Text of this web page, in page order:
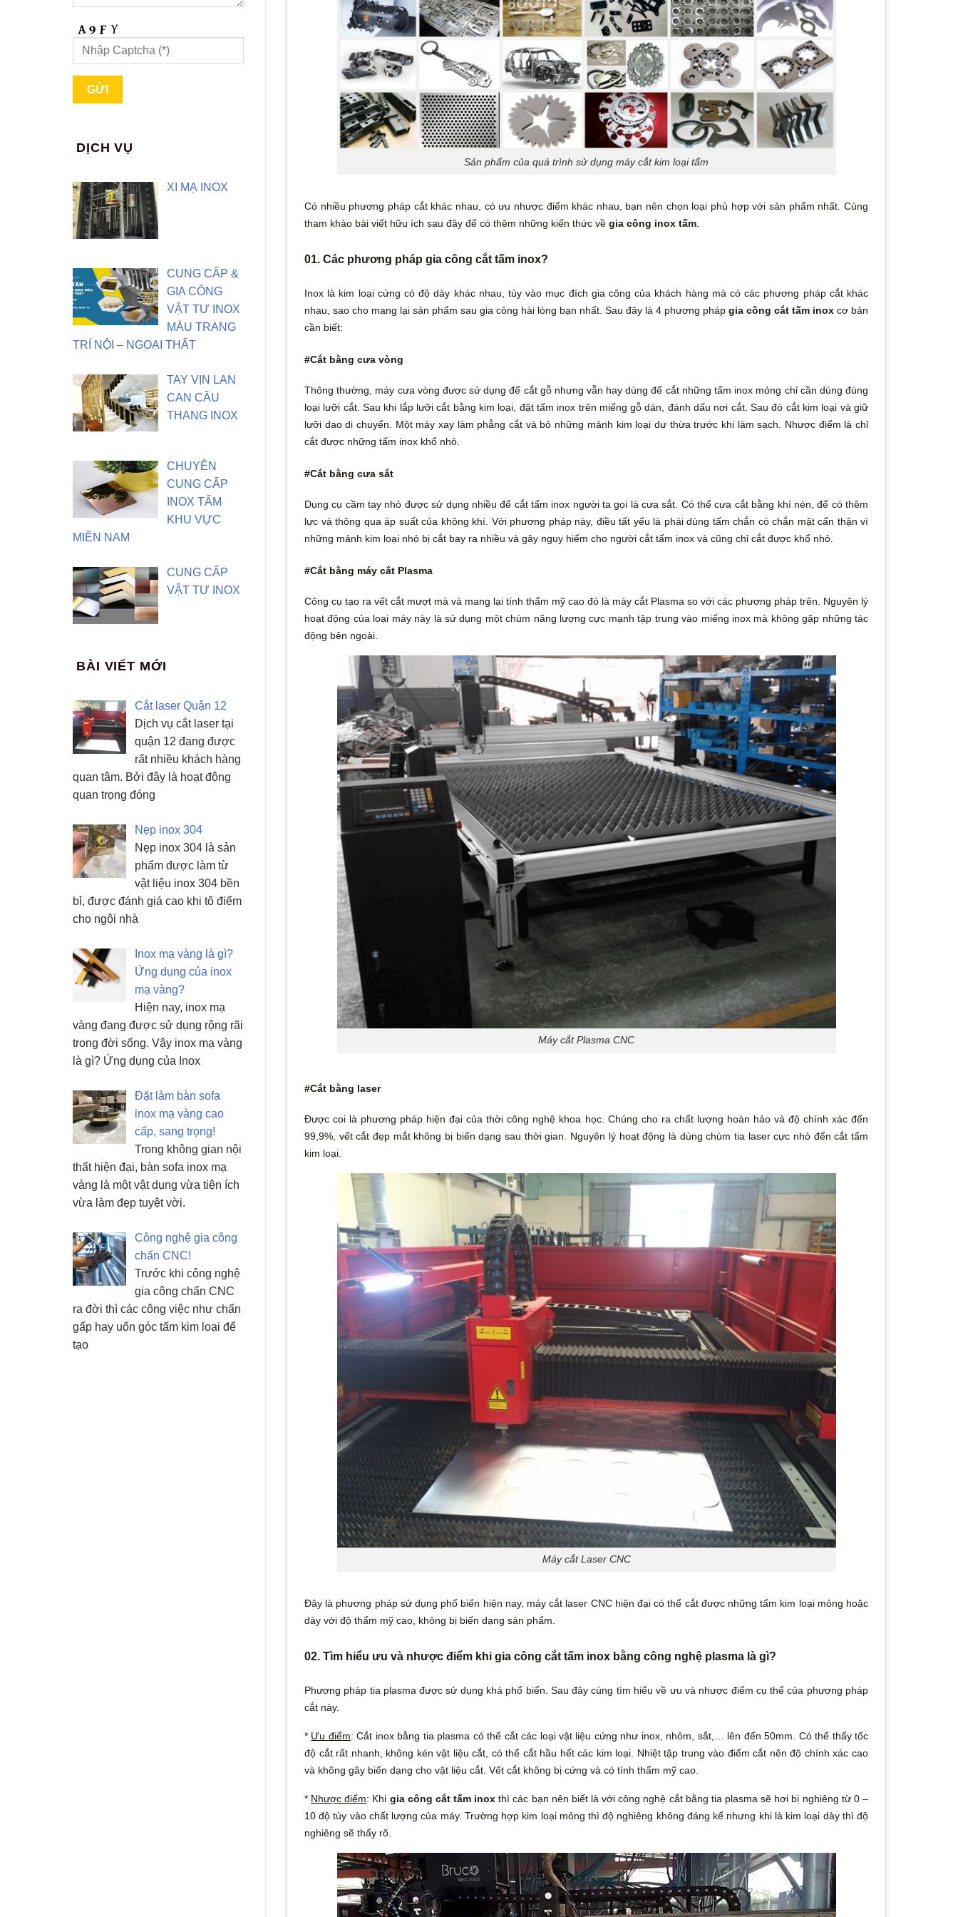
DỊCH VỤ
XI MẠ INOX
CUNG CẤP &
GIA CÔNG
VẬT TƯ INOX
MÀU TRANG
TRÍ NỘI – NGOẠI THẤT
TAY VỊN LAN
CAN CẦU
THANG INOX
CHUYÊN
CUNG CẤP
INOX TẤM
KHU VỰC
MIỀN NAM
CUNG CẤP
VẬT TƯ INOX
BÀI VIẾT MỚI
Cắt laser Quận 12
Dịch vụ cắt laser tại
quận 12 đang được
rất nhiều khách hàng
quan tâm. Bởi đây là hoạt động
quan trọng đóng
Nẹp inox 304
Nẹp inox 304 là sản
phẩm được làm từ
vật liệu inox 304 bền
bỉ, được đánh giá cao khi tô điểm
cho ngôi nhà
Inox mạ vàng là gì?
Ứng dụng của inox
mạ vàng?
Hiện nay, inox mạ
vàng đang được sử dụng rộng rãi
trong đời sống. Vậy inox mạ vàng
là gì? Ứng dụng của Inox
Đặt làm bàn sofa
inox mạ vàng cao
cấp, sang trọng!
Trong không gian nội
thất hiện đại, bàn sofa inox mạ
vàng là một vật dụng vừa tiện ích
vừa làm đẹp tuyệt vời.
Công nghệ gia công
chấn CNC!
Trước khi công nghệ
gia công chấn CNC
ra đời thì các công việc như chấn
gấp hay uốn góc tấm kim loại để
tạo
Sản phẩm của quá trình sử dụng máy cắt kim loại tấm
Có nhiều phương pháp cắt khác nhau, có ưu nhược điểm khác nhau, bạn nên chọn loại phù hợp với sản phẩm nhất. Cùng
tham khảo bài viết hữu ích sau đây để có thêm những kiến thức về gia công inox tấm
01. Các phương pháp gia công cắt tấm inox?
Inox là kim loại cứng có độ dày khác nhau, tùy vào mục đích gia công của khách hàng mà có các phương pháp cắt khác
nhau, sao cho mang lại sản phẩm sau gia công hài lòng bạn nhất. Sau đây là 4 phương pháp gia công cắt tấm inox cơ bản
cần biết:
#Cắt bằng cưa vòng
Thông thường, máy cưa vòng được sử dụng để cắt gỗ nhưng vẫn hay dùng để cắt những tấm inox mỏng chỉ cần dùng đúng
loại lưỡi cắt. Sau khi lắp lưỡi cắt bằng kim loại, đặt tấm inox trên miếng gỗ dán, đánh dấu nơi cắt. Sau đó cắt kim loại và giữ
lưỡi dao di chuyển. Một máy xay làm phẳng cắt và bỏ những mảnh kim loại dư thừa trước khi làm sạch. Nhược điểm là chỉ
cắt được những tấm inox khổ nhỏ.
#Cắt bằng cưa sắt
Dụng cụ cầm tay nhỏ được sử dụng nhiều để cắt tấm inox người ta gọi là cưa sắt. Có thể cưa cắt bằng khí nén, để có thêm
lực và thông qua áp suất của không khí. Với phương pháp này, điều tất yếu là phải dùng tấm chắn có chắn mặt cẩn thận vì
những mảnh kim loại nhỏ bị cắt bay ra nhiều và gây nguy hiểm cho người cắt tấm inox và cũng chỉ cắt được khổ nhỏ.
#Cắt bằng máy cắt Plasma
Công cụ tạo ra vết cắt mượt mà và mang lại tính thẩm mỹ cao đó là máy cắt Plasma so với các phương pháp trên. Nguyên lý
hoạt động của loại máy này là sử dụng một chùm năng lượng cực mạnh tập trung vào miếng inox mà không gặp những tác
động bên ngoài.
Máy cắt Plasma CNC
#Cắt bằng laser
Được coi là phương pháp hiện đại của thời công nghệ khoa học. Chúng cho ra chất lượng hoàn hảo và độ chính xác đến
99,9%, vết cắt đẹp mắt không bị biến dạng sau thời gian. Nguyên lý hoạt động là dùng chùm tia laser cực nhỏ đển cắt tấm
kim loại.
Máy cắt Laser CNC
Đây là phương pháp sử dụng phổ biến hiện nay, máy cắt laser CNC hiện đại có thể cắt được những tấm kim loại mỏng hoặc
dày với độ thẩm mỹ cao, không bị biến dạng sản phẩm.
02. Tìm hiểu ưu và nhược điểm khi gia công cắt tấm inox bằng công nghệ plasma là gì?
Phương pháp tia plasma được sử dụng khá phổ biến. Sau đây cùng tìm hiểu về ưu và nhược điểm cụ thể của phương pháp
cắt này.
* Ưu điểm: Cắt inox bằng tia plasma có thể cắt các loại vật liệu cứng như inox, nhôm, sắt,… lên đến 50mm. Có thể thấy tốc
độ cắt rất nhanh, không kén vật liệu cắt, có thể cắt hầu hết các kim loại. Nhiệt tập trung vào điểm cắt nên độ chính xác cao
và không gây biến dạng cho vật liệu cắt. Vết cắt không bị cứng và có tính thẩm mỹ cao.
* Nhược điểm: Khi gia công cắt tấm inoxthì các bạn nên biết là với công nghệ cắt bằng tia plasma sẽ hơi bị nghiêng từ 0 –
10 độ tùy vào chất lượng của máy. Trường hợp kim loại mỏng thì độ nghiêng không đáng kể nhưng khi là kim loại dày thì độ
nghiêng sẽ thấy rõ.